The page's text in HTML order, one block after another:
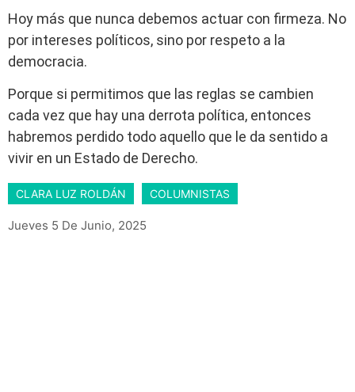
Hoy más que nunca debemos actuar con firmeza. No
por intereses políticos, sino por respeto a la
democracia.
Porque si permitimos que las reglas se cambien
cada vez que hay una derrota política, entonces
habremos perdido todo aquello que le da sentido a
vivir en un Estado de Derecho.
CLARA LUZ ROLDÁN COLUMNISTAS
Jueves 5 De Junio, 2025